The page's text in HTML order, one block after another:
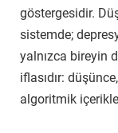
göstergesidir.
sistemde;
yalnızca bireyin
iflasıdır:
algoritmik